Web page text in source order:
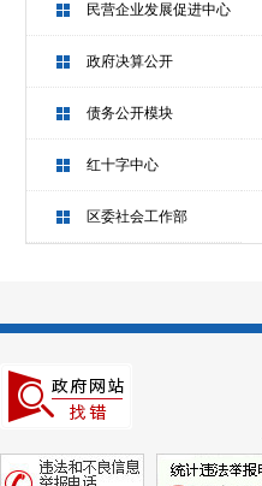
民营企业发展促进中心
政府决算公开
债务公开模块
红十字中心
区委社会工作部